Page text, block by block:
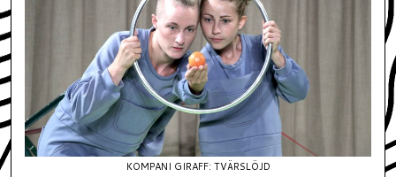
KOMPANI GIRAFF: TVÄRSLÖJD